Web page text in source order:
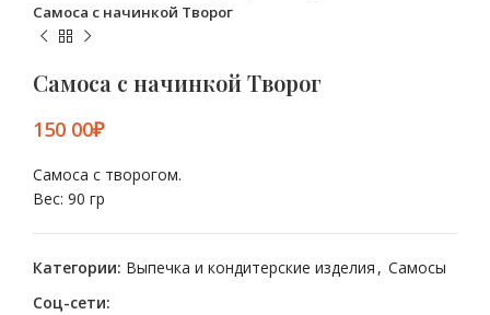
Самоса с начинкой Творог
Самоса с начинкой Творог
₽
Самоса с творогом.
Вес: 90 гр
Категории: Выпечка и кондитерские изделия , Самосы
Соц-сети: